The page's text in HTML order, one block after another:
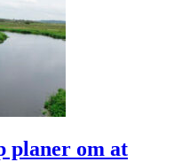
planer om at